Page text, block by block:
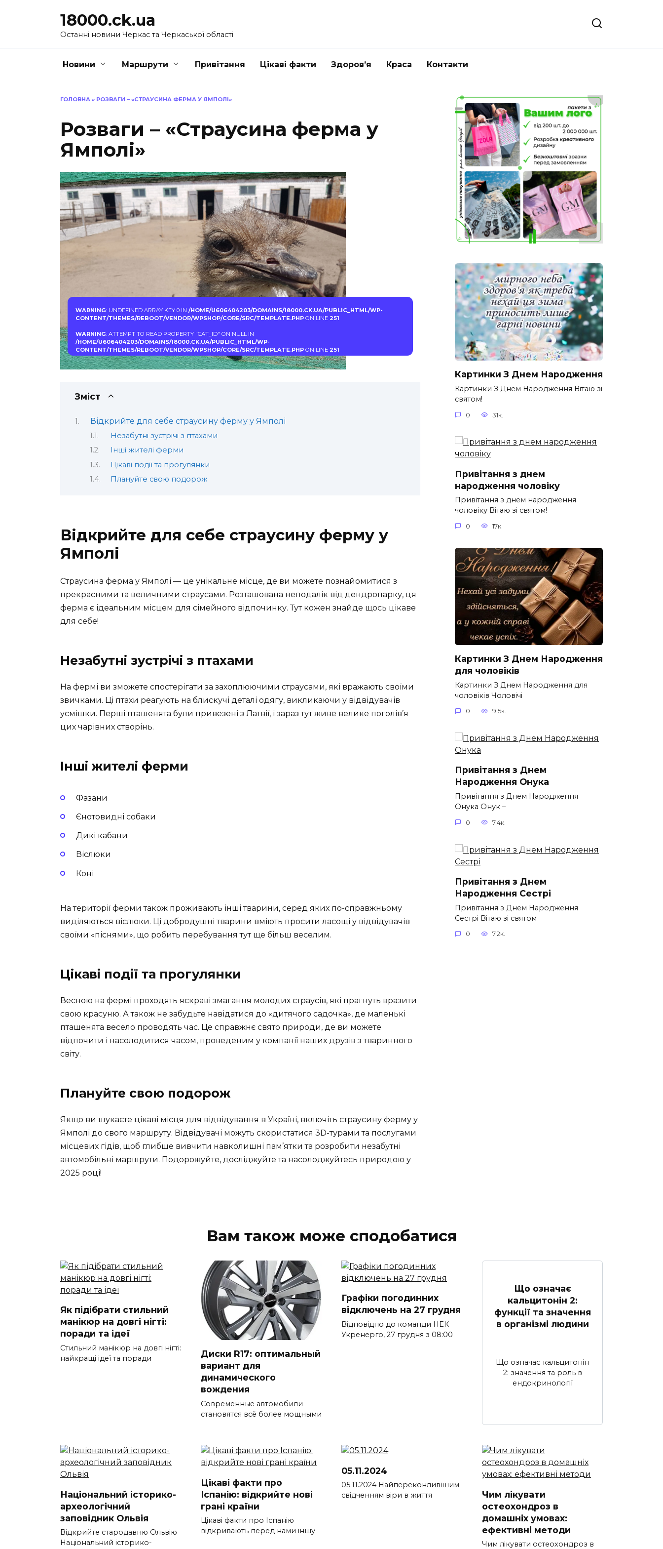
18000.ck.ua
Останні новини Черкас та Черкаської області
Новини Маршрути Привітання Цікаві факти Здоров’я Краса Контакти
ГОЛОВНА » РОЗВАГИ – «СТРАУСИНА ФЕРМА У ЯМПОЛІ»
Розваги – «Страусина ферма у
Ямполі»
WARNING: UNDEFINED ARRAY KEY 0 IN /HOME/U606404203/DOMAINS/18000.CK.UA/PUBLIC_HTML/WP-
CONTENT/THEMES/REBOOT/VENDOR/WPSHOP/CORE/SRC/TEMPLATE.PHPON LINE 251
WARNING: ATTEMPT TO READ PROPERTY "CAT_ID" ON NULL IN
/HOME/U606404203/DOMAINS/18000.CK.UA/PUBLIC_HTML/WP-
CONTENT/THEMES/REBOOT/VENDOR/WPSHOP/CORE/SRC/TEMPLATE.PHPON LINE 251
Зміст
Відкрийте для себе страусину ферму у Ямполі
Незабутні зустрічі з птахами
Інші жителі ферми
Цікаві події та прогулянки
Плануйте свою подорож
Відкрийте для себе страусину ферму у
Ямполі
Страусина ферма у Ямполі — це унікальне місце, де ви можете познайомитися з
прекрасними та величними страусами. Розташована неподалік від дендропарку, ця
ферма є ідеальним місцем для сімейного відпочинку. Тут кожен знайде щось цікаве
для себе!
Незабутні зустрічі з птахами
На фермі ви зможете спостерігати за захоплюючими страусами, які вражають своїми
звичками. Ці птахи реагують на блискучі деталі одягу, викликаючи у відвідувачів
усмішки. Перші пташенята були привезені з Латвії, і зараз тут живе велике поголів’я
цих чарівних створінь.
Інші жителі ферми
Фазани
Єнотовидні собаки
Дикі кабани
Віслюки
Коні
На території ферми також проживають інші тварини, серед яких по-справжньому
виділяються віслюки. Ці добродушні тварини вміють просити ласощі у відвідувачів
своїми «піснями», що робить перебування тут ще більш веселим.
Цікаві події та прогулянки
Весною на фермі проходять яскраві змагання молодих страусів, які прагнуть вразити
свою красуню. А також не забудьте навідатися до «дитячого садочка», де маленькі
пташенята весело проводять час. Це справжнє свято природи, де ви можете
відпочити і насолодитися часом, проведеним у компанії наших друзів з тваринного
світу.
Плануйте свою подорож
Якщо ви шукаєте цікаві місця для відвідування в Україні, включіть страусину ферму у
Ямполі до свого маршруту. Відвідувачі можуть скористатися 3D-турами та послугами
місцевих гідів, щоб глибше вивчити навколишні пам’ятки та розробити незабутні
автомобільні маршрути. Подорожуйте, досліджуйте та насолоджуйтесь природою у
2025 році!
Картинки З Днем Народження
Картинки З Днем Народження Вітаю зі
святом!
0 31к.
Привітання з днем
народження чоловіку
Привітання з днем народження
чоловіку Вітаю зі святом!
0 17к.
Картинки З Днем Народження
для чоловіків​
Картинки З Днем Народження для
чоловіків​ Чоловічі
0 9.5к.
Привітання з Днем
Народження Онука
Привітання з Днем Народження
Онука Онук –
0 7.4к.
Привітання з Днем
Народження Сестрі
Привітання з Днем Народження
Сестрі Вітаю зі святом
0 7.2к.
Вам також може сподобатися
Як підібрати стильний
манікюр на довгі нігті:
поради та ідеї
Стильний манікюр на довгі нігті:
найкращі ідеї та поради
Диски R17: оптимальный
вариант для
динамического
вождения
Современные автомобили
становятся всё более мощными
Графіки погодинних
відключень на 27 грудня
Відповідно до команди НЕК
Укренерго, 27 грудня з 08:00
Що означає
кальцитонін 2:
функції та значення
в організмі людини
Що означає кальцитонін
2: значення та роль в
ендокринології
Національний історико-
археологічний
заповідник Ольвія
Відкрийте стародавню Ольвію
Національний історико-
Цікаві факти про
Іспанію: відкрийте нові
грані країни
Цікаві факти про Іспанію
відкривають перед нами іншу
05.11.2024
05.11.2024 Найпереконливішим
свідченням віри в життя
Чим лікувати
остеохондроз в
домашніх умовах:
ефективні методи
Чим лікувати остеохондроз в